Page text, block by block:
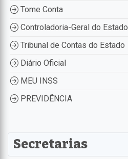
Tome Conta
Controladoria-Geral do Estado
Tribunal de Contas do Estado
Diário Oficial
MEU INSS
PREVIDÊNCIA
Secretarias